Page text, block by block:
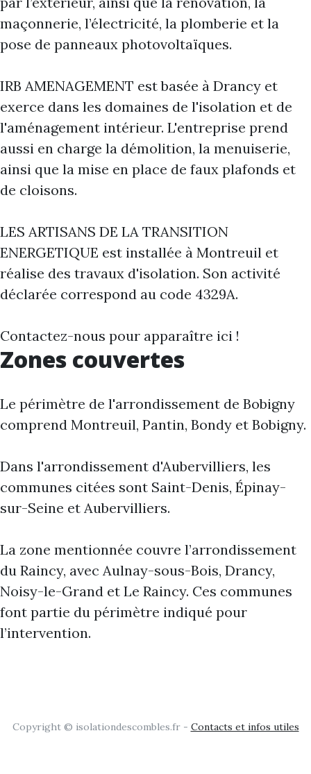
maçonnerie, l’électricité, la plomberie et la
pose de panneaux photovoltaïques.
IRB AMENAGEMENT est basée à Drancy et
exerce dans les domaines de l'isolation et de
l'aménagement intérieur. L'entreprise prend
aussi en charge la démolition, la menuiserie,
ainsi que la mise en place de faux plafonds et
de cloisons.
LES ARTISANS DE LA TRANSITION
ENERGETIQUE est installée à Montreuil et
réalise des travaux d'isolation. Son activité
déclarée correspond au code 4329A.
Contactez-nous pour apparaître ici !
Zones couvertes
Le périmètre de l'arrondissement de Bobigny
comprend Montreuil, Pantin, Bondy et Bobigny.
Dans l'arrondissement d'Aubervilliers, les
communes citées sont Saint-Denis, Épinay-
sur-Seine et Aubervilliers.
La zone mentionnée couvre l’arrondissement
du Raincy, avec Aulnay-sous-Bois, Drancy,
Noisy-le-Grand et Le Raincy. Ces communes
font partie du périmètre indiqué pour
l’intervention.
Copyright © isolationdescombles.fr - Contacts et infos utiles